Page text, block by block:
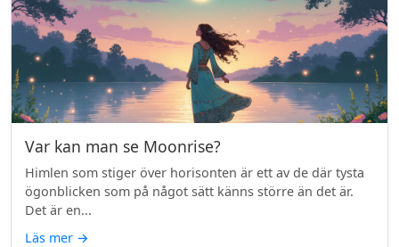
Var kan man se Moonrise?
Himlen som stiger över horisonten är ett av de där tysta
ögonblicken som på något sätt känns större än det är.
Det är en...
Läs mer →